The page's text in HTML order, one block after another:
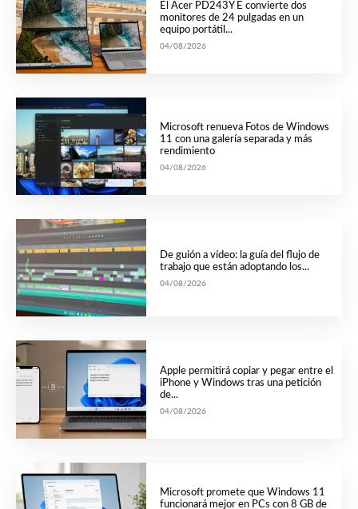
El Acer PD243Y E convierte dos
monitores de 24 pulgadas en un
equipo portátil...
04/08/2026
Microsoft renueva Fotos de Windows
11 con una galería separada y más
rendimiento
04/08/2026
De guión a vídeo: la guía del flujo de
trabajo que están adoptando los...
04/08/2026
Apple permitirá copiar y pegar entre el
iPhone y Windows tras una petición
de...
04/08/2026
Microsoft promete que Windows 11
funcionará mejor en PCs con 8 GB de